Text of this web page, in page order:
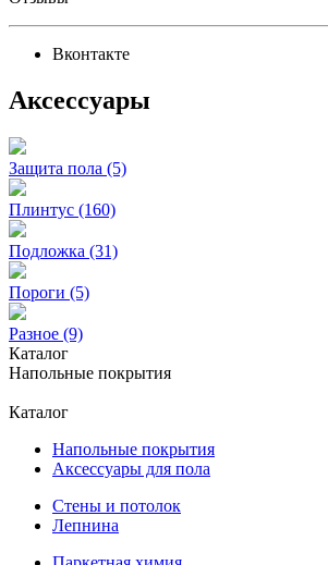
Вконтакте
Аксессуары
Защита пола (5)
Плинтус (160)
Подложка (31)
Пороги (5)
Разное (9)
Каталог
Напольные покрытия
Каталог
Напольные покрытия
Аксессуары для пола
Стены и потолок
Лепнина